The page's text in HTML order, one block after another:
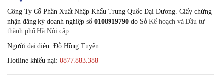
Công Ty Cổ Phần Xuất Nhập Khẩu Trung Quốc Đại Dương. Giấy chứng
nhận đăng ký doanh nghiệp số 0108919790 do Sở Kế hoạch và Đầu tư
thành phố Hà Nội cấp.
Người đại diện: Đỗ Hồng Tuyên
Hotline khiếu nại: 0877.883.388